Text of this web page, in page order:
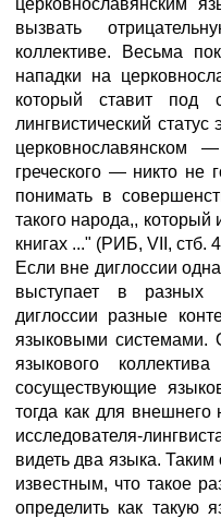
церковнославянским
вызвать
коллективе. Весьма
нападки на
который ставит под
лингвистический
греческого — никто не
понимать в
такого народа,, который
книгах ..." (РИБ, VII, стб.
Если вне диглоссии
выступает в разных
диглоссии разные
языковыми системами.
языкового
сосуществующие
тогда как для
исследователя-
видеть два языка.
известным, что такое
определить как такую